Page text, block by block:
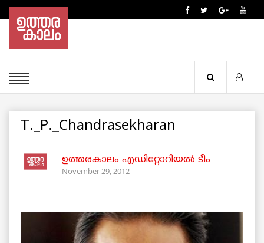
T._P._Chandrasekharan
ഉത്തരകാലം എഡിറ്റോറിയല്‍ ടീം
November 29, 2012